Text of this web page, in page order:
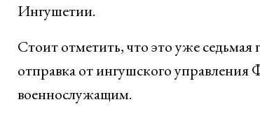
Ингушетии.
Стоит отметить, что это уже седьмая
отправка от ингушского
военнослужащим.